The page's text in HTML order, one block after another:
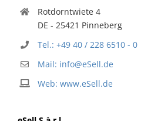
Rotdorntwiete 4
DE - 25421 Pinneberg
Tel.: +49 40 / 228 6510 - 0
Mail: info@eSell.de
Web: www.eSell.de